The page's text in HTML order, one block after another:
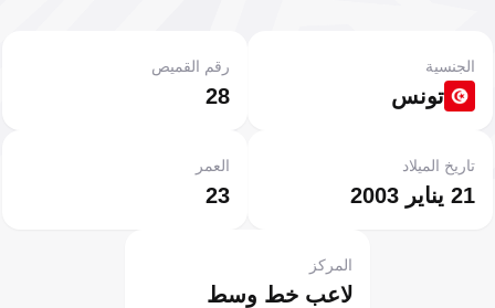
تونس
الجنسية
28
رقم القميص
21 يناير 2003
تاريخ الميلاد
23
العمر
لاعب خط وسط
المركز